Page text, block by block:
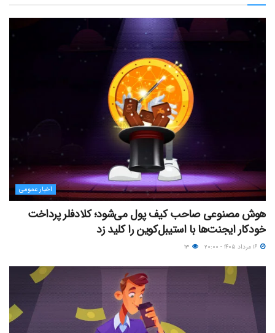
اخبار عمومی
هوش مصنوعی صاحب کیف پول می‌شود؛ کلادفلر پرداخت
خودکار ایجنت‌ها با استیبل‌کوین را کلید زد